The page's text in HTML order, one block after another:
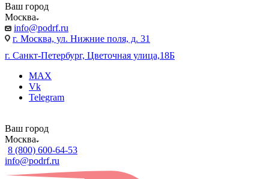
Ваш город
Москва
info@podrf.ru
г. Москва, ул. Нижние поля, д. 31
г. Санкт-Петербург, Цветочная улица,18Б
MAX
Vk
Telegram
Ваш город
Москва
8 (800) 600-64-53
info@podrf.ru